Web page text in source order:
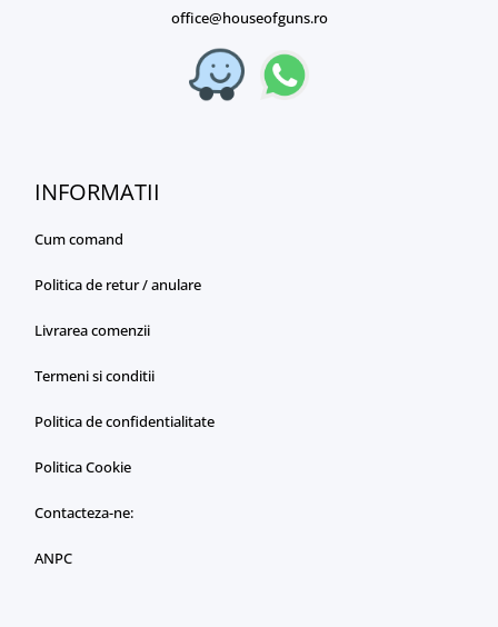
office@houseofguns.ro
INFORMATII
Cum comand
Politica de retur / anulare
Livrarea comenzii
Termeni si conditii
Politica de confidentialitate
Politica Cookie
Contacteza-ne:
ANPC